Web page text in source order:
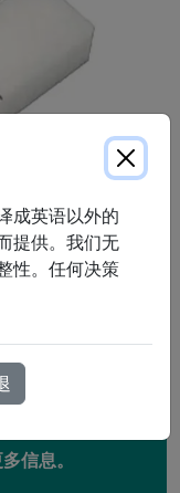
可去除进入机器的
信息。
成英语以外的
提供。我们无
性。任何决策